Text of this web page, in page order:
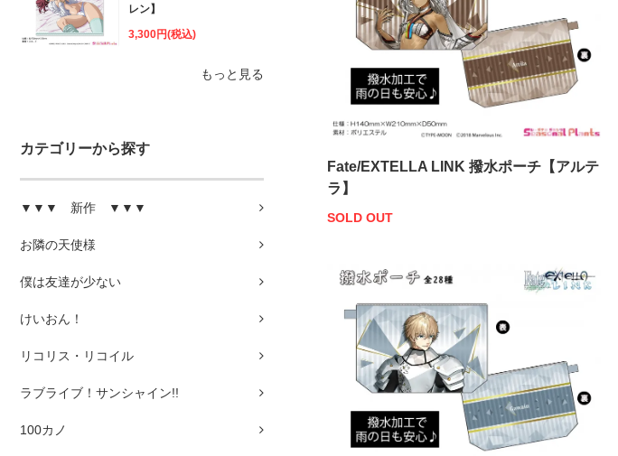
レン】
3,300円(税込)
もっと見る
カテゴリーから探す
▼▼▼ 新作 ▼▼▼
お隣の天使様
僕は友達が少ない
けいおん！
リコリス・リコイル
ラブライブ！サンシャイン!!
100カノ
Fate/EXTELLA LINK 撥水ポーチ【アルテ
ラ】
SOLD OUT